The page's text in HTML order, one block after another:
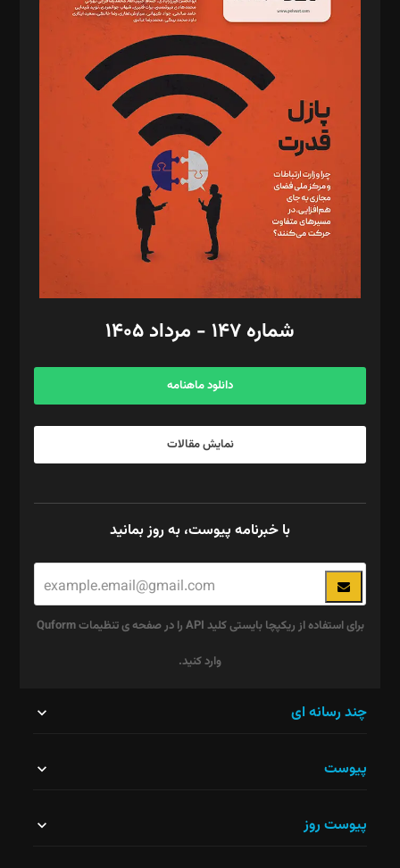
د‌بیر حقوق فناوری: حسام‌الدین ایپکچی
د‌بیر پیوست جهان: مینا پاکدل
د‌بیر تحریریه آنلاین: بابک نقاش
تحریریه‌: مجتبی محمود‌ی، آرش برهمند، یسنا امان‌پور، سروش کرمیان،
مصطفی مسجدی آرانی، ابوالفضل رجبی، زهرا فکرانه، فائزه فتحی
رستمی،مصطفی باستان
ویرایش: نگار استاد‌‌آقا
طراح یونیفرم: مجید توکلی
فیلمبرداری و عکاسی: امیر شفیعی، مانی لطفی زاده
گرافیک و صفحه‌آرایی: سید‌سبحان‌علی ثابت
مد‌یر توسعه تجاری: کامبیز برید‌
امور مالی: شاپور رهبری، محمد‌ کاظمی‌نیا
آگهی و مشترکین: ۰۹۱۹۹۹۹۰۴۵۴
شماره ۱۴۷ - مرداد ۱۴۰۵
دانلود ماهنامه
نمایش مقالات
با خبرنامه پیوست، به روز بمانید
برای استفاده از ریکپچا بایستی کلید API را در صفحه ی تنظیمات Quform
وارد کنید.
نباید
چند رسانه ای
پیوست
پیوست روز